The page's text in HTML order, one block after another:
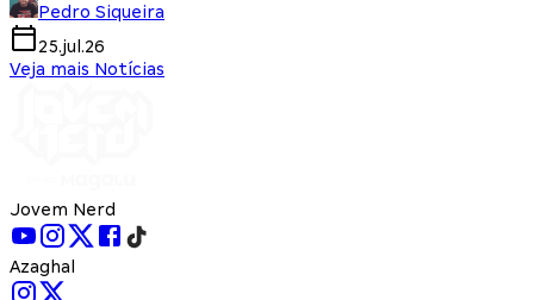
Pedro Siqueira
25.jul.26
Veja mais Notícias
Jovem Nerd
Azaghal